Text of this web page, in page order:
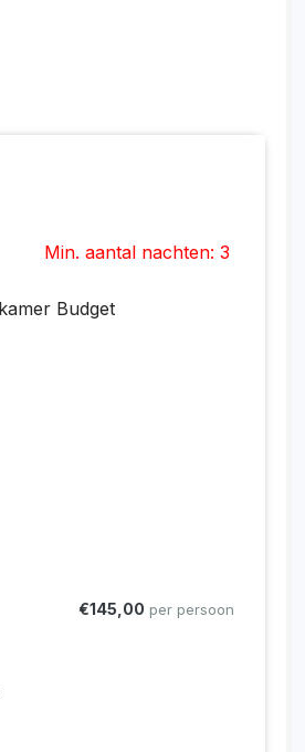
Min. aantal nachten: 3
€145,00 per persoon